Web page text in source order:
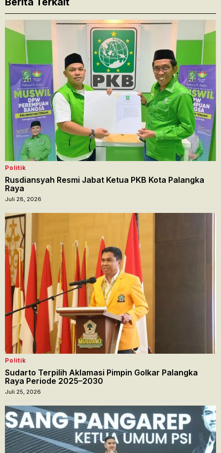
Politik
Rusdiansyah Resmi Jabat Ketua PKB Kota Palangka
Raya
Juli 28, 2026
Politik
Sudarto Terpilih Aklamasi Pimpin Golkar Palangka
Raya Periode 2025–2030
Juli 25, 2026